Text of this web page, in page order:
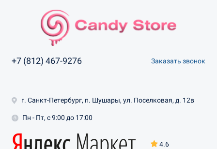
+7 (812) 467-9276 Заказать звонок
4.6
г. Санкт-Петербург, п. Шушары, ул. Поселковая, д. 12в
Пн - Пт, с 9:00 до 17:00